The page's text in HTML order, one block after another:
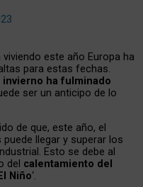
viviendo este año Europa ha
para estas fechas.
invierno ha fulminado
ser un anticipo de lo
de que, este año, el
llegar y superar los
Esto se debe al
del calentamiento del
Niño‘.